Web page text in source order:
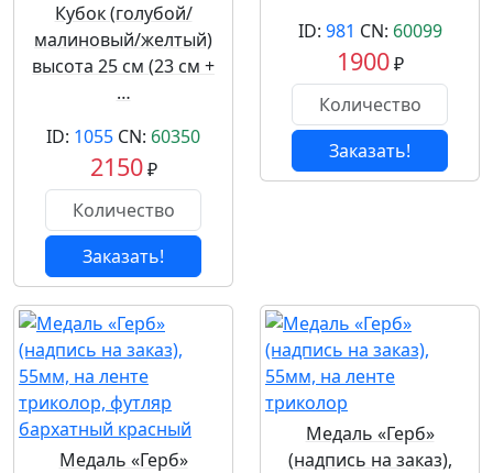
Кубок (голубой/
малиновый/желтый)
высота 25 см (23 см +
…
ID: 1055 CN: 60350
2150₽
Заказать!
ID: 981 CN: 60099
1900₽
Заказать!
Медаль «Герб»
Медаль «Герб»
(надпись на заказ),